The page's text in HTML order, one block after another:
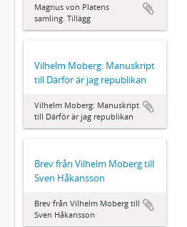
Magnus von Platens
samling. Tillägg
Vilhelm Moberg: Manuskript
till Därför är jag republikan
Vilhelm Moberg: Manuskript
till Därför är jag republikan
Brev från Vilhelm Moberg till
Sven Håkansson
Brev från Vilhelm Moberg till
Sven Håkansson